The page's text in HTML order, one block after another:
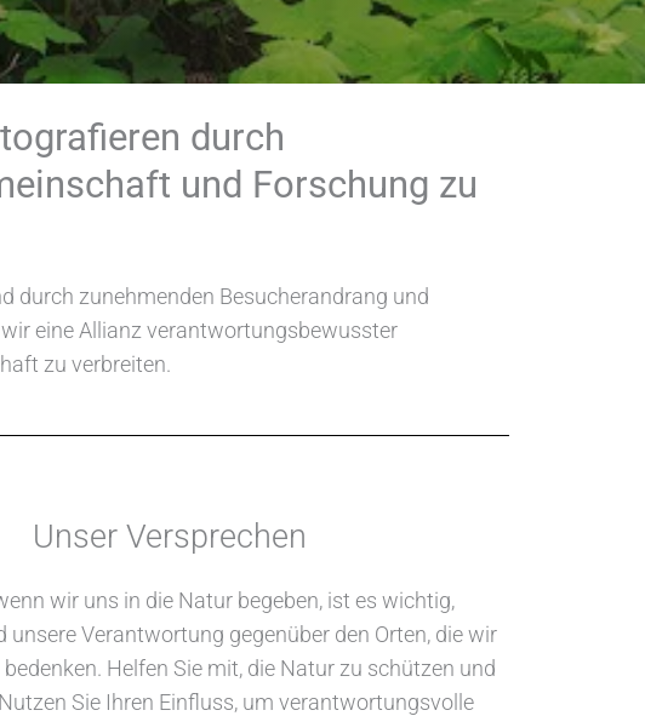
durch
und Forschung zu
durch zunehmenden Besucherandrang und
eine Allianz verantwortungsbewusster
zu verbreiten.
Unser Versprechen
wir uns in die Natur begeben, ist es wichtig,
unsere Verantwortung gegenüber den Orten, die wir
Helfen Sie mit, die Natur zu schützen und
Sie Ihren Einfluss, um verantwortungsvolle